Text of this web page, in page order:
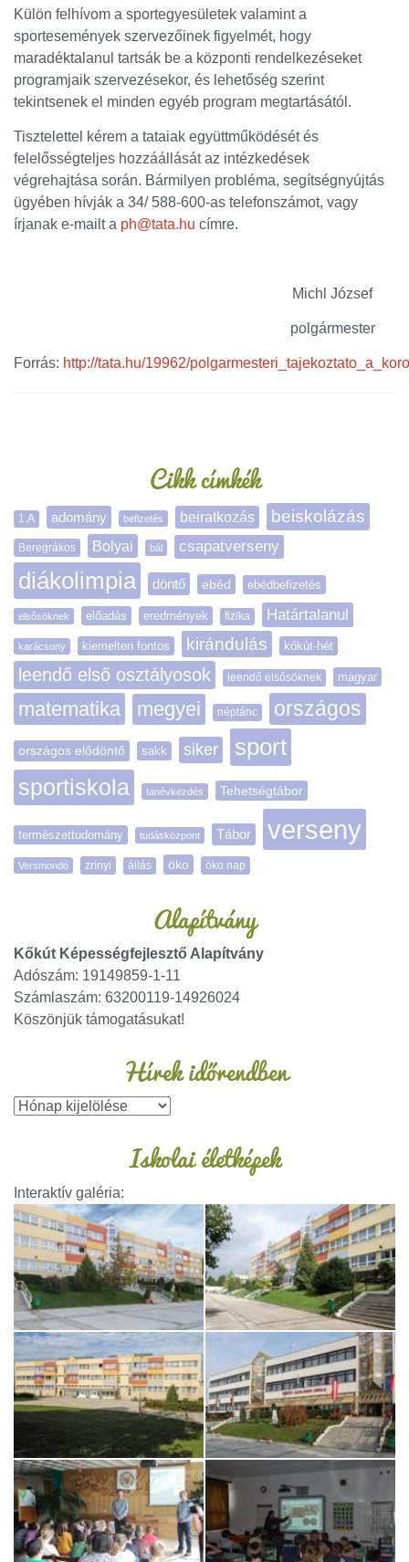
Külön felhívom a sportegyesületek valamint a
sportesemények szervezőinek figyelmét, hogy
maradéktalanul tartsák be a központi rendelkezéseket
programjaik szervezésekor, és lehetőség szerint
tekintsenek el minden egyéb program megtartásától.
Tisztelettel kérem a tataiak együttműködését és
felelősségteljes hozzáállását az intézkedések
végrehajtása során. Bármilyen probléma, segítségnyújtás
ügyében hívják a 34/ 588-600-as telefonszámot, vagy
írjanak e-mailt a ph@tata.hu címre.
Michl József
polgármester
Forrás: http://tata.hu/19962/
Cikk címkék
1.A adomány befizetés beiratkozás beiskolázás
Beregrákos Bolyai bál csapatverseny
diákolimpia döntő ebéd ebédbefizetés
elsősöknek előadás eredmények fizika Határtalanul
karácsony kiemelten fontos kirándulás kőkút-hét
leendő első osztályosok leendő elsősöknek magyar
matematika megyei néptánc országos
országos elődöntő sakk siker sport
sportiskola tanévkezdés Tehetségtábor
természettudomány tudásközpont Tábor verseny
Versmondó zrínyi állás öko öko nap
Alapítvány
Kőkút Képességfejlesztő Alapítvány
Adószám: 19149859-1-11
Számlaszám: 63200119-14926024
Köszönjük támogatásukat!
Hírek időrendben
Iskolai életképek
Interaktív galéria: